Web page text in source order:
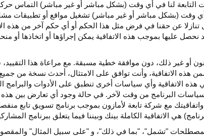
التابعة لنا في أي وقت (بشكل مباشر أو غير مباشر) التماس
في أي وقت (بشكل مباشر أو غير مباشر) تشغيل مواقع أو
عن حقنا في فرض مثل هذا الحكم أو أي حكم آخر من هذه
عليها بموجب هذه الاتفاقية يمكن إجراؤها أو اتخاذها أو
أو غير ذلك، دون موافقة خطية مسبقة. مع مراعاة هذا
هذه الاتفاقية، وأنت توافق على الامتثال، أحدث نسخة من
هذه الاتفاقية وأي سياسات أخرى تنطبق على الأدوات
البرنامج من وقت لآخر. في حالة وجود أي تعارض بين هذه
مع شركة تابعة لأمازون بموجب برنامج تسويق تابع
هي الاتفاقية الكاملة بينك وبيننا فيما يتعلق ببرنامج
"تشمل"، "بما في ذلك"، و "على سبيل المثال"